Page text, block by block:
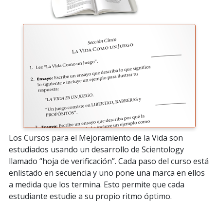
Los Cursos para el Mejoramiento de la Vida son
estudiados usando un desarrollo de Scientology
llamado “hoja de verificación”. Cada paso del curso está
enlistado en secuencia y uno pone una marca en ellos
a medida que los termina. Esto permite que cada
estudiante estudie a su propio ritmo óptimo.